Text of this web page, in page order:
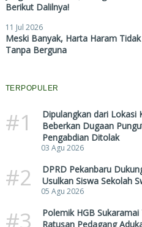
Berikut Dalilnya!
11 Jul 2026
Meski Banyak, Harta Haram
Tanpa Berguna
TERPOPULER
#1
Dipulangkan dari Lokasi
Beberkan Dugaan
Pengabdian Ditolak
03 Agu 2026
#2
DPRD Pekanbaru
Usulkan Siswa Sekolah
05 Agu 2026
#3
Polemik HGB
Ratusan Pedagang